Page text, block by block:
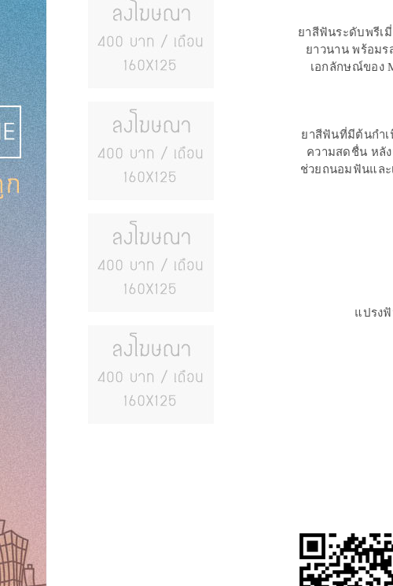
ยาสีฟันระดับพรีเ
ยาวนาน พร้อม
เอกลักษณ์ของ
ยาสีฟันที่มีต้นกำเ
ความสดชื่น หลั
ช่วยถนอมฟันและ
แปรง